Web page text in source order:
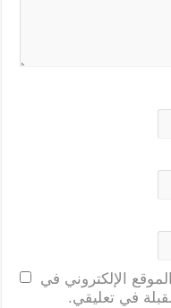
الإلكتروني في
في تعليقي.